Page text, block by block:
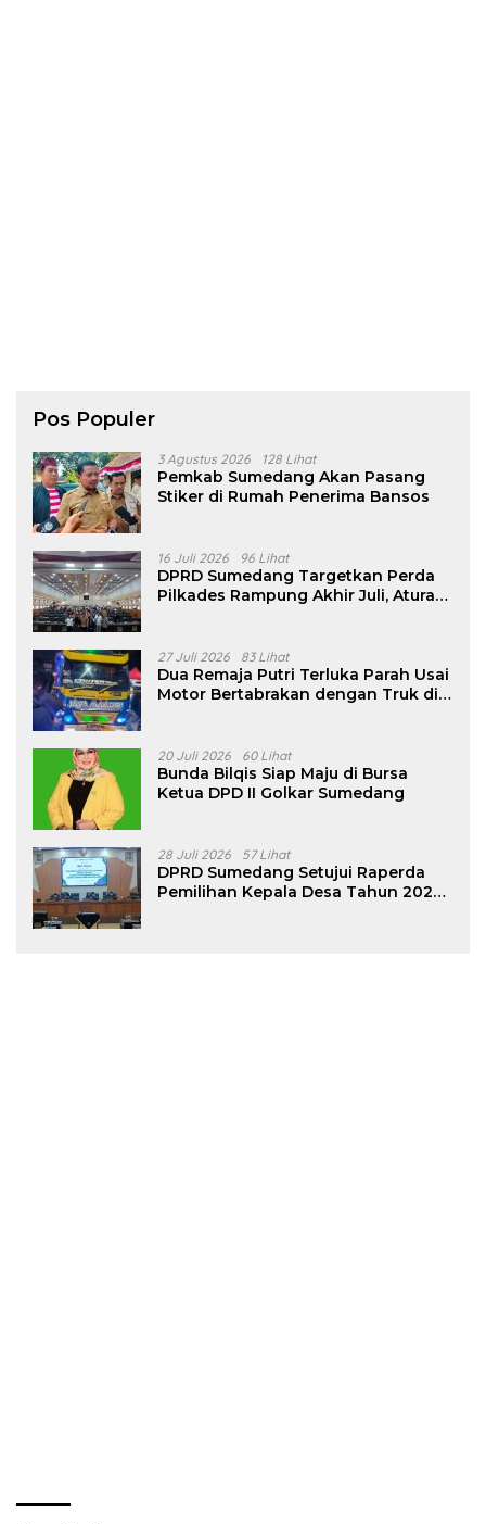
Pos Populer
3 Agustus 2026 128 Lihat
Pemkab Sumedang Akan Pasang
Stiker di Rumah Penerima Bansos
16 Juli 2026 96 Lihat
DPRD Sumedang Targetkan Perda
Pilkades Rampung Akhir Juli, Aturan
27 Juli 2026 83 Lihat
Dua Remaja Putri Terluka Parah Usai
Motor Bertabrakan dengan Truk di
20 Juli 2026 60 Lihat
Bunda Bilqis Siap Maju di Bursa
Ketua DPD II Golkar Sumedang
28 Juli 2026 57 Lihat
DPRD Sumedang Setujui Raperda
Pemilihan Kepala Desa Tahun 2026